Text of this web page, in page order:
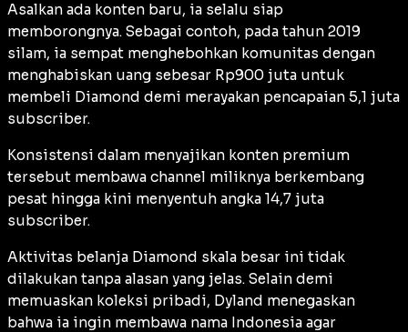
Asalkan ada konten baru, ia selalu siap
memborongnya. Sebagai contoh, pada tahun 2019
silam, ia sempat menghebohkan komunitas dengan
menghabiskan uang sebesar Rp900 juta untuk
membeli Diamond demi merayakan pencapaian 5,1 juta
subscriber.
Konsistensi dalam menyajikan konten premium
tersebut membawa channel miliknya berkembang
pesat hingga kini menyentuh angka 14,7 juta
subscriber.
Aktivitas belanja Diamond skala besar ini tidak
dilakukan tanpa alasan yang jelas. Selain demi
memuaskan koleksi pribadi, Dyland menegaskan
bahwa ia ingin membawa nama Indonesia agar